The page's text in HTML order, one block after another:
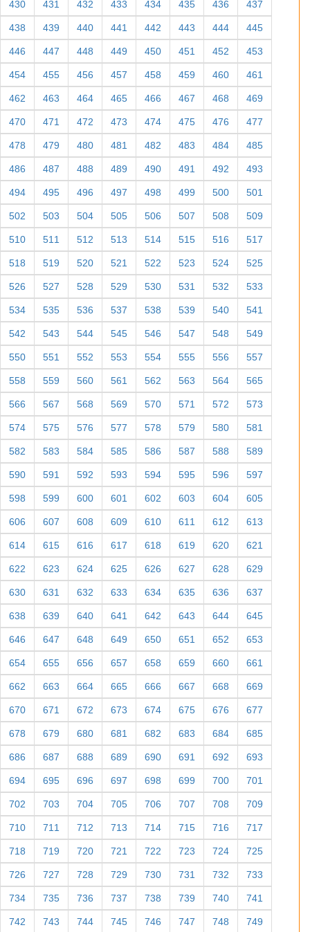
430 431 432 433 434 435 436 437
438 439 440 441 442 443 444 445
446 447 448 449 450 451 452 453
454 455 456 457 458 459 460 461
462 463 464 465 466 467 468 469
470 471 472 473 474 475 476 477
478 479 480 481 482 483 484 485
486 487 488 489 490 491 492 493
494 495 496 497 498 499 500 501
502 503 504 505 506 507 508 509
510 511 512 513 514 515 516 517
518 519 520 521 522 523 524 525
526 527 528 529 530 531 532 533
534 535 536 537 538 539 540 541
542 543 544 545 546 547 548 549
550 551 552 553 554 555 556 557
558 559 560 561 562 563 564 565
566 567 568 569 570 571 572 573
574 575 576 577 578 579 580 581
582 583 584 585 586 587 588 589
590 591 592 593 594 595 596 597
598 599 600 601 602 603 604 605
606 607 608 609 610 611 612 613
614 615 616 617 618 619 620 621
622 623 624 625 626 627 628 629
630 631 632 633 634 635 636 637
638 639 640 641 642 643 644 645
646 647 648 649 650 651 652 653
654 655 656 657 658 659 660 661
662 663 664 665 666 667 668 669
670 671 672 673 674 675 676 677
678 679 680 681 682 683 684 685
686 687 688 689 690 691 692 693
694 695 696 697 698 699 700 701
702 703 704 705 706 707 708 709
710 711 712 713 714 715 716 717
718 719 720 721 722 723 724 725
726 727 728 729 730 731 732 733
734 735 736 737 738 739 740 741
742 743 744 745 746 747 748 749